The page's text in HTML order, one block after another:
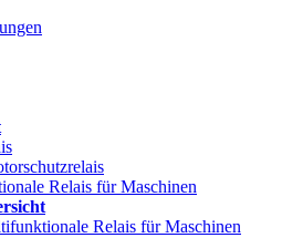
Relais für Maschinen
Relais für Maschinen